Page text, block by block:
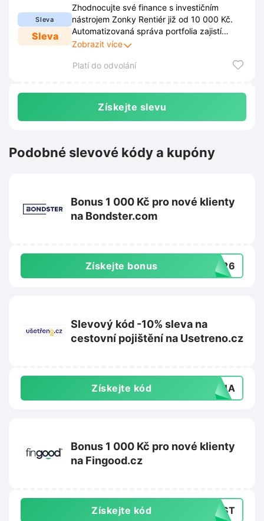
Sleva
Sleva
Zhodnocujte své finance s investičním
nástrojem Zonky Rentiér již od 10 000 Kč.
Automatizovaná správa portfolia zajistí
pravidelné výnosy bez nutnosti aktivního
Zobrazit více
Platí do odvolání
Získejte slevu
Podobné slevové kódy a kupóny
Bonus 1 000 Kč pro nové klienty
na Bondster.com
Získejte bonus 2026
Slevový kód -10% sleva na
cestovní pojištění na Usetreno.cz
Získejte kód LENA
Bonus 1 000 Kč pro nové klienty
na Fingood.cz
Získejte kód NOST